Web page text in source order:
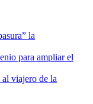
la
para ampliar el
viajero de la